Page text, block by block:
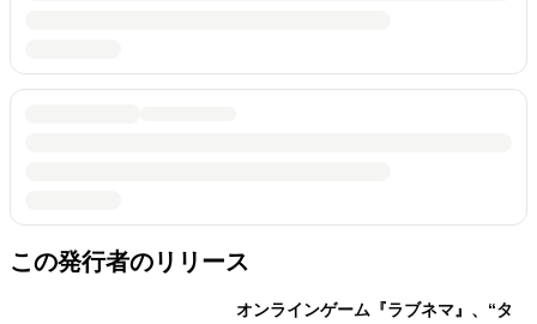
この発行者のリリース
オンラインゲーム『ラブネマ』、“タ